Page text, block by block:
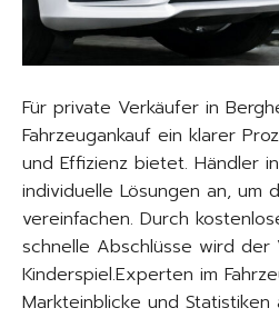
Für private Verkäufer in
Fahrzeugankauf ein klarer
und Effizienz bietet. Händler
individuelle Lösungen an, um
vereinfachen. Durch
schnelle Abschlüsse wird der
Kinderspiel.Experten im
Markteinblicke und Statistiken